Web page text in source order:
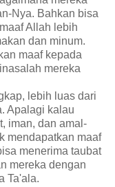
Nya. Bahkan bisa
Allah lebih
dan minum.
maaf kepada
mereka
lebih luas dari
Apalagi kalau
iman, dan amal-
mendapatkan maaf
menerima taubat
mereka dengan
Ta'ala.